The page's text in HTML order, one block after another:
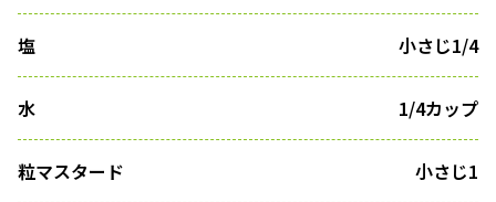
塩 小さじ1/4
水 1/4カップ
粒マスタード 小さじ1